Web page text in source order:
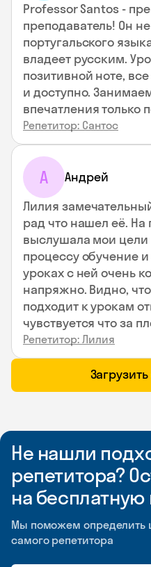
Professor Santos -
преподаватель! Он
португальского
владеет русским.
позитивной ноте,
и доступно.
впечатления только
Репетитор: Сантос
А Андрей
Лилия
рад что нашел её. На
выслушала мои
процессу обучение
уроках с ней очень
напряжно. Видно,
подходит к урокам
чувствуется что за
Репетитор: Лилия
Не нашли
репетитора?
на
Мы поможем определить
самого репетитора